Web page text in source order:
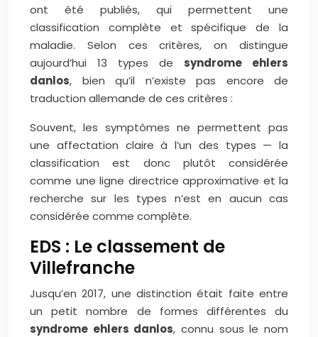
ont été publiés, qui permettent une
classification complète et spécifique de la
maladie. Selon ces critères, on distingue
aujourd’hui 13 types de syndrome ehlers
danlos, bien qu’il n’existe pas encore de
traduction allemande de ces critères :
Souvent, les symptômes ne permettent pas
une affectation claire à l’un des types — la
classification est donc plutôt considérée
comme une ligne directrice approximative et la
recherche sur les types n’est en aucun cas
considérée comme complète.
EDS : Le classement de
Villefranche
Jusqu’en 2017, une distinction était faite entre
un petit nombre de formes différentes du
syndrome ehlers danlos, connu sous le nom